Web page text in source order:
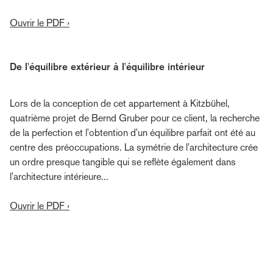
Ouvrir le PDF ›
De l'équilibre extérieur à l'équilibre intérieur
Lors de la conception de cet appartement à Kitzbühel,
quatrième projet de Bernd Gruber pour ce client, la recherche
de la perfection et l'obtention d'un équilibre parfait ont été au
centre des préoccupations. La symétrie de l'architecture crée
un ordre presque tangible qui se reflète également dans
l'architecture intérieure...
Ouvrir le PDF ›